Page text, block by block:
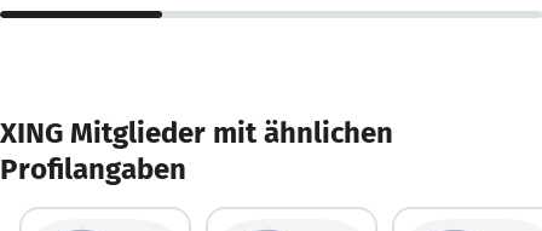
XING Mitglieder mit ähnlichen
Profilangaben